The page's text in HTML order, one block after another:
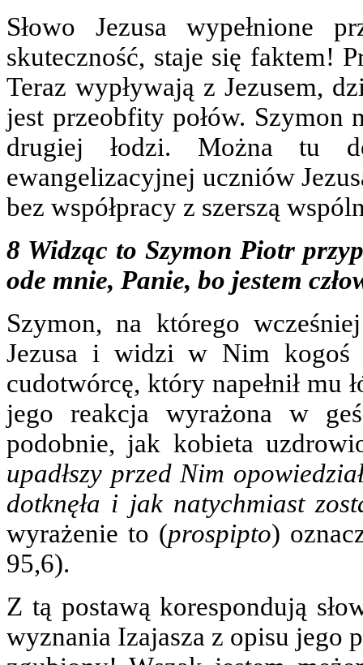
Słowo Jezusa wypełnione
skuteczność, staje się faktem!
Teraz wypływają z Jezusem,
jest przeobfity połów.
drugiej łodzi. Można tu
ewangelizacyjnej uczniów
bez współpracy z szerszą
8 Widząc to Szymon Piotr
ode mnie, Panie, bo jestem
Szymon, na którego
Jezusa i widzi w Nim kogoś
cudotwórcę, który napełnił mu
jego reakcja wyrażona w
podobnie, jak kobieta
upadłszy przed Nim
dotknęła i jak natychmiast
wyrażenie to (prospipto)
95,6).
Z tą postawą korespondują
wyznania Izajasza z opisu jego